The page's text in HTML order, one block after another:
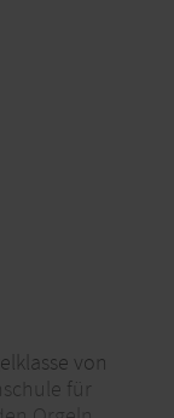
von
für